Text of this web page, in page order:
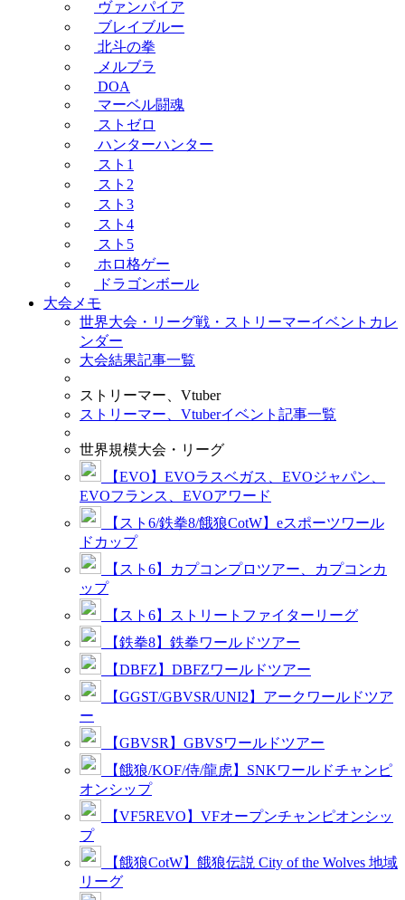
ヴァンパイア
ブレイブルー
北斗の拳
メルブラ
DOA
マーベル闘魂
ストゼロ
ハンターハンター
スト1
スト2
スト3
スト4
スト5
ホロ格ゲー
ドラゴンボール
大会メモ
世界大会・リーグ戦・ストリーマーイベントカレ
ンダー
大会結果記事一覧
ストリーマー、Vtuber
ストリーマー、Vtuberイベント記事一覧
世界規模大会・リーグ
【EVO】EVOラスベガス、EVOジャパン、
EVOフランス、EVOアワード
【スト6/鉄拳8/餓狼CotW】eスポーツワール
ドカップ
【スト6】カプコンプロツアー、カプコンカ
ップ
【スト6】ストリートファイターリーグ
【鉄拳8】鉄拳ワールドツアー
【DBFZ】DBFZワールドツアー
【GGST/GBVSR/UNI2】アークワールドツア
ー
【GBVSR】GBVSワールドツアー
【餓狼/KOF/侍/龍虎】SNKワールドチャンピ
オンシップ
【VF5REVO】VFオープンチャンピオンシッ
プ
【餓狼CotW】餓狼伝説 City of the Wolves 地域
リーグ